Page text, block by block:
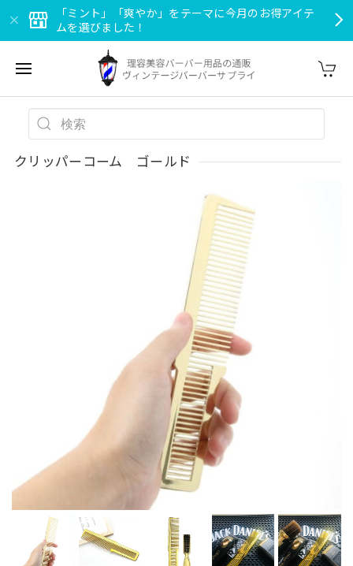
「ミント」「爽やか」をテーマに今月のお得アイテ
ムを選びました！
クリッパーコーム ゴールド